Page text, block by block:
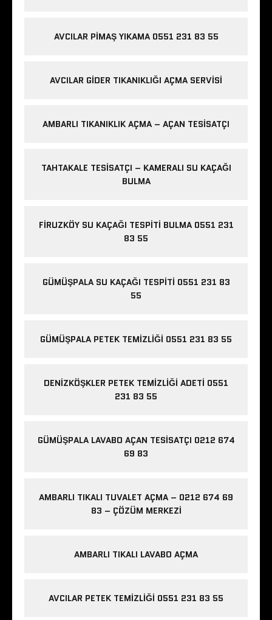
AVCILAR PIMAŞ YIKAMA 0551 231 83 55
AVCILAR GIDER TIKANIKLIĞI AÇMA SERVISI
AMBARLI TIKANIKLIK AÇMA – AÇAN TESISATÇI
TAHTAKALE TESISATÇI – KAMERALI SU KAÇAĞI
BULMA
FIRUZKÖY SU KAÇAĞI TESPITI BULMA 0551 231
83 55
GÜMÜŞPALA SU KAÇAĞI TESPITI 0551 231 83
55
GÜMÜŞPALA PETEK TEMIZLIĞI 0551 231 83 55
DENIZKÖŞKLER PETEK TEMIZLIĞI ADETI 0551
231 83 55
GÜMÜŞPALA LAVABO AÇAN TESISATÇI 0212 674
69 83
AMBARLI TIKALI TUVALET AÇMA – 0212 674 69
83 – ÇÖZÜM MERKEZI
AMBARLI TIKALI LAVABO AÇMA
AVCILAR PETEK TEMIZLIĞI 0551 231 83 55